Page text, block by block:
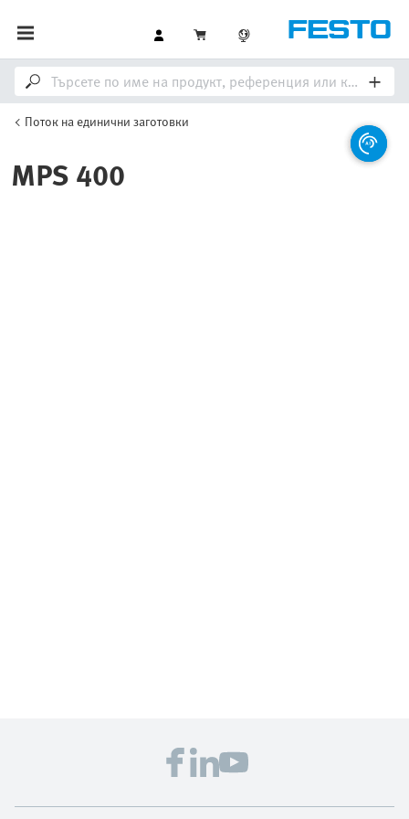
Поток на единични заготовки
MPS 400